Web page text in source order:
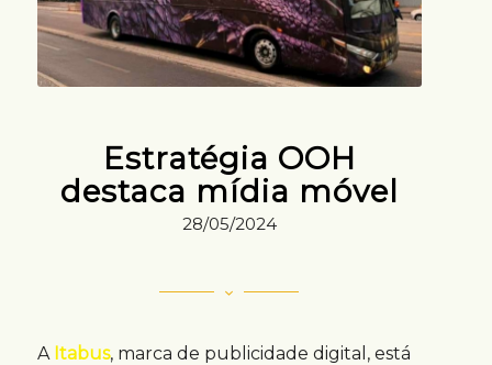
Estratégia OOH
destaca mídia móvel
28/05/2024
A Itabus, marca de publicidade digital, está